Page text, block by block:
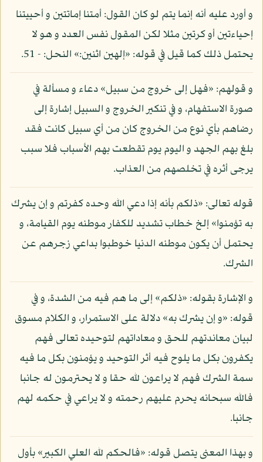
و أورد عليه أنه إنما يتم لو كان القول: أمتنا إماتتين و أحييتنا
إحياءتين أو كرتين مثلا لكن المقول نفس العدد و هو لا
يحتمل ذلك كما قيل في قوله: «إلهين اثنين:» النحل: - 51.
و قولهم: «فهل إلى خروج من سبيل» دعاء و مسألة في
صورة الاستفهام، و في تنكير الخروج و السبيل إشارة إلى
رضاهم بأي نوع من الخروج كان من أي سبيل كانت فقد
بلغ بهم الجهد و اليوم يوم تقطعت بهم الأسباب فلا سبب
يرجى أثره في تخلصهم من العذاب.
قوله تعالى: «ذلكم بأنه إذا دعي الله وحده كفرتم و إن يشرك
به تؤمنوا» إلخ خطاب تشديد للكفار موطنه يوم القيامة، و
يحتمل أن يكون موطنه الدنيا خوطبوا بداعي زجرهم عن
الشرك.
و الإشارة بقوله: «ذلكم» إلى ما هم فيه من الشدة، و في
قوله: «و إن يشرك به» دلالة على الاستمرار، و الكلام مسوق
لبيان معاندتهم للحق و معاداتهم لتوحيده تعالى فهم
يكفرون بكل ما يلوح فيه أثر التوحيد و يؤمنون بكل ما فيه
سمة الشرك فهم لا يراعون لله حقا و لا يحترمون له جانبا
فالله سبحانه يحرم عليهم رحمته و لا يراعي في حكمه لهم
جانبا.
و بهذا المعنى يتصل قوله: «فالحكم لله العلي الكبير» بأول